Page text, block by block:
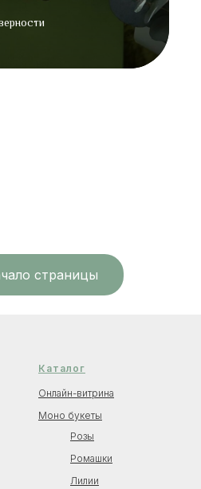
страницы
Каталог
Онлайн-витрина
Моно букеты
Розы
Ромашки
Лилии